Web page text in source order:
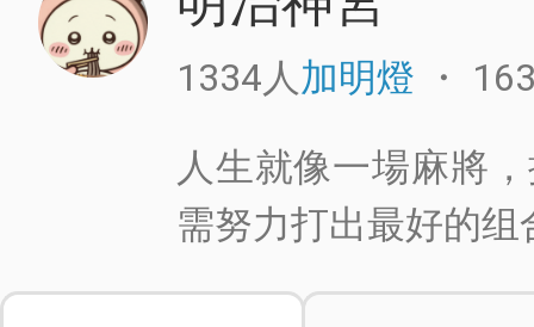
1334人加明燈 ・
人生就像一場麻將
需努力打出最好的